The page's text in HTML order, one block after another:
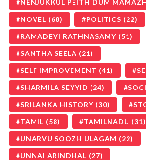
NENJUKKUL PEITHIDUM
NOVEL (68) POLITICS (22)
RAMADEVI RATHNASAMY (51)
SANTHA SEELA (21)
SELF IMPROVEMENT (41)
SHARMILA SEYYID (24)
SRILANKA HISTORY (30)
TAMIL (58) TAMILNADU (31)
UNARVU SOOZH ULAGAM (22)
UNNAI ARINDHAL (27)